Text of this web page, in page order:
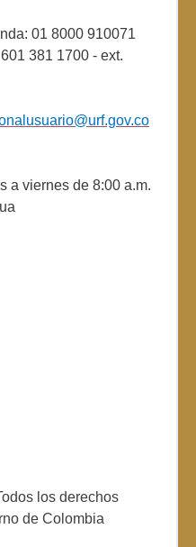
01 8000 910071
381 1700 - ext.
a viernes de 8:00 a.m.
los derechos
de Colombia